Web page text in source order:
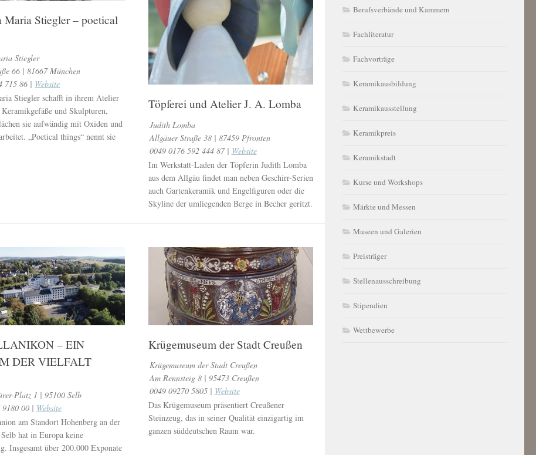
Maria Stiegler – poetical
Stiegler
66 | 81667 München
715 86 | Website
Stiegler schafft in ihrem Atelier
und Skulpturen,
sie aufwändig mit Oxiden und
„Poetical things“ nennt sie
Töpferei und Atelier J. A. Lomba
Judith Lomba
Allgäuer Straße 38 | 87459 Pfronten
0049 0176 592 444 87 | Website
Im Werkstatt-Laden der Töpferin Judith Lomba
aus dem Allgäu findet man neben Geschirr-Serien
auch Gartenkeramik und Engelfiguren oder die
Skyline der umliegenden Berge in Becher geritzt.
– EIN
DER VIELFALT
Platz 1 | 95100 Selb
00 | Website
am Standort Hohenberg an der
hat in Europa keine
Insgesamt über 200.000 Exponate
Krügemuseum der Stadt Creußen
Krügemuseum der Stadt Creußen
Am Rennsteig 8 | 95473 Creußen
0049 09270 5805 | Website
Das Krügemuseum präsentiert Creußener
Steinzeug, das in seiner Qualität einzigartig im
ganzen süddeutschen Raum war.
Berufsverbände und Kammern
Fachliteratur
Fachvorträge
Keramikausbildung
Keramikausstellung
Keramikpreis
Keramikstadt
Kurse und Workshops
Märkte und Messen
Museen und Galerien
Preisträger
Stellenausschreibung
Stipendien
Wettbewerbe